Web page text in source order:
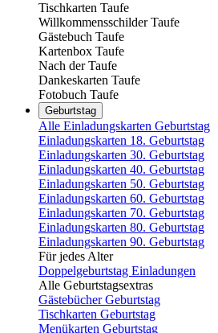
Tischkarten Taufe
Willkommensschilder Taufe
Gästebuch Taufe
Kartenbox Taufe
Nach der Taufe
Dankeskarten Taufe
Fotobuch Taufe
Geburtstag
Alle Einladungskarten Geburtstag
Einladungskarten 18. Geburtstag
Einladungskarten 30. Geburtstag
Einladungskarten 40. Geburtstag
Einladungskarten 50. Geburtstag
Einladungskarten 60. Geburtstag
Einladungskarten 70. Geburtstag
Einladungskarten 80. Geburtstag
Einladungskarten 90. Geburtstag
Für jedes Alter
Doppelgeburtstag Einladungen
Alle Geburtstagsextras
Gästebücher Geburtstag
Tischkarten Geburtstag
Menükarten Geburtstag